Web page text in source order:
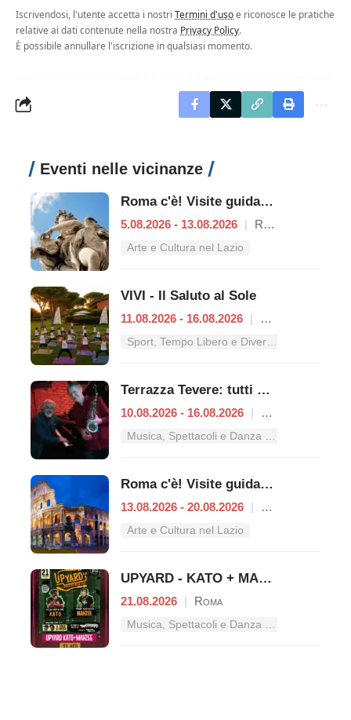
Iscrivendosi, l'utente accetta i nostri Termini d'usoe riconosce le pratiche
relative ai dati contenute nella nostra Privacy Policy.
È possibile annullare l'iscrizione in qualsiasi momento.
Eventi nelle vicinanze
Roma c'è! Visite guidate (anche per bambini) dal 5 al 13 agosto 2026
5.08.2026 - 13.08.2026 | Roma
Arte e Cultura nel Lazio
VIVI - Il Saluto al Sole
11.08.2026 - 16.08.2026 |
Sport, Tempo Libero e Divertimento nel Lazio
Terrazza Tevere: tutti gli appuntamenti dal 10 al 16 agosto
10.08.2026 - 16.08.2026 |
Musica, Spettacoli e Danza nel Lazio
Roma c'è! Visite guidate (anche per bambini) dal 13 al 20 agosto 2026
13.08.2026 - 20.08.2026 |
Arte e Cultura nel Lazio
UPYARD - KATO + MAHZEE concerto live
21.08.2026 | Roma
Musica, Spettacoli e Danza nel Lazio